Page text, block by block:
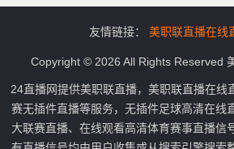
友情链接： 美职联直播在线
Copyright © 2026 All Rights Reserved
24直播网提供美职联直播，美职联直播在线
赛无插件直播等服务，无插件足球高清在线
大联赛直播、在线观看高清体育赛事直播信